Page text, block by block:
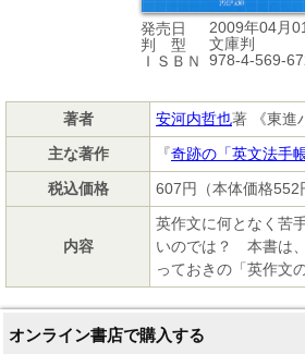
発売日
2009年04月
判 型
文庫判
ＩＳＢＮ
978-4-569-
著者 安河内哲也著 《東進
主な著作
『奇跡の「英文法手帳
税込価格
607円（本体価格552
内容
英作文に何となく苦
いのでは？ 本書は
っておきの「英作文
オンライン書店で購入する